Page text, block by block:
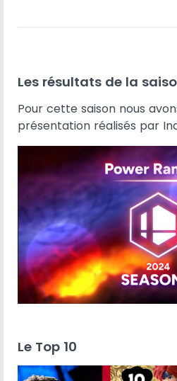
Les résultats de la
Pour cette saison nous
présentation réalisés par
Le Top 10